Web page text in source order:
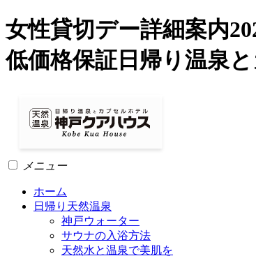
女性貸切デー詳細案内
低価格保証日帰り温泉
メニュー
ホーム
日帰り天然温泉
神戸ウォーター
サウナの入浴方法
天然水と温泉で美肌を